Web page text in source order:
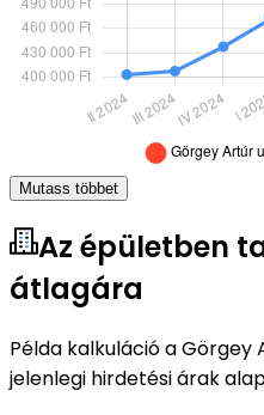
Mutass többet
Az épületben
átlagára
Példa kalkuláció a Görgey
jelenlegi hirdetési árak